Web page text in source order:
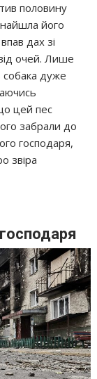
половину
його
дах зі
очей. Лише
собака дуже
цей пес
забрали до
господаря,
звіра